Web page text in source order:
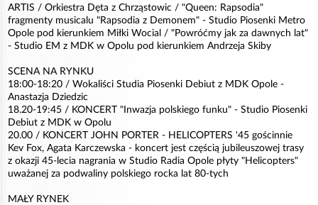
ARTIS / Orkiestra Dęta z Chrząstowic / "Queen: Rapsodia"
fragmenty musicalu "Rapsodia z Demonem" - Studio Piosenki Metro
Opole pod kierunkiem Miłki Wocial / "Powróćmy jak za dawnych lat"
- Studio EM z MDK w Opolu pod kierunkiem Andrzeja Skiby
SCENA NA RYNKU
18:00-18:20 / Wokaliści Studia Piosenki Debiut z MDK Opole -
Anastazja Dziedzic
18.20-19:45 / KONCERT "Inwazja polskiego funku" - Studio Piosenki
Debiut z MDK w Opolu
20.00 / KONCERT JOHN PORTER - HELICOPTERS '45 gościnnie
Kev Fox, Agata Karczewska - koncert jest częścią jubileuszowej trasy
z okazji 45-lecia nagrania w Studio Radia Opole płyty "Helicopters"
uważanej za podwaliny polskiego rocka lat 80-tych
MAŁY RYNEK